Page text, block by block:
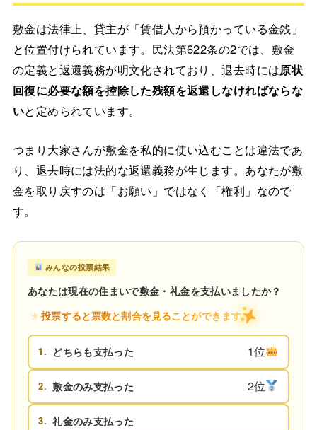
敷金は法律上、貸主が「賃借人から預かっている金銭」
と位置付けられています。民法第622条の2では、敷金
の定義と返還義務が明文化されており、退去時には原状
回復に必要な額を控除した残額を返還しなければならな
いと定められています。
つまり大家さんが敷金を私的に使い込むことは違法であ
り、退去時には法的な返還義務が生じます。あなたが敷
金を取り戻すのは「お願い」ではなく「権利」なので
す。
みんなの投票結果
あなたは現在の住まいで敷金・礼金を支払いましたか？
投票すると票数と割合を見ることができます
1. どちらも支払った 1位
2. 敷金のみ支払った 2位
3. 礼金のみ支払った